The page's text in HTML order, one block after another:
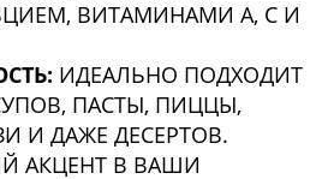
ВИТАМИНАМИ А, С И
ИДЕАЛЬНО ПОДХОДИТ
ПАСТЫ, ПИЦЦЫ,
И ДАЖЕ ДЕСЕРТОВ.
АКЦЕНТ В ВАШИ